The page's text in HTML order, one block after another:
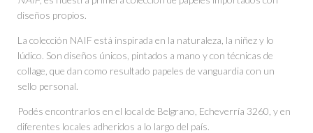
diseños propios.
La colección NAIF está inspirada en la naturaleza, la niñez y lo
lúdico. Son diseños únicos, pintados a mano y con técnicas de
collage, que dan como resultado papeles de vanguardia con un
sello personal.
Podés encontrarlos en el local de Belgrano, Echeverría 3260, y en
diferentes locales adheridos a lo largo del país.